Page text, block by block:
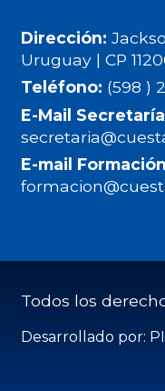
Dirección:
Uruguay | CP
Teléfono: (598 )
E-Mail
E-mail
Todos los
Desarrollado por: